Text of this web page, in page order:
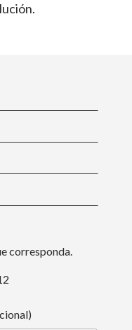
corresponda.